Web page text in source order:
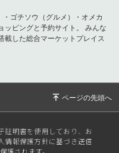
ゴチソウ（グルメ）・オメカ
ピングと予約サイト。
みんな
載した総合マーケットプレイス
証明書を使用しており、お
情報保護方針に基づき送信